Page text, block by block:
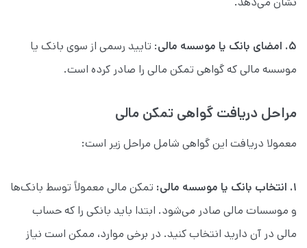
۵. امضای بانک یا موسسه مالی: تایید رسمی از سوی بانک یا
موسسه مالی که گواهی تمکن مالی را صادر کرده است.
مراحل دریافت گواهی تمکن مالی
معمولا دریافت این گواهی شامل مراحل زیر است:
۱. انتخاب بانک یا موسسه مالی:
تمکن مالی معمولاً توسط بانک‌ها
و موسسات مالی صادر می‌شود. ابتدا باید بانکی را که حساب
مالی در آن دارید انتخاب کنید. در برخی موارد، ممکن است نیاز